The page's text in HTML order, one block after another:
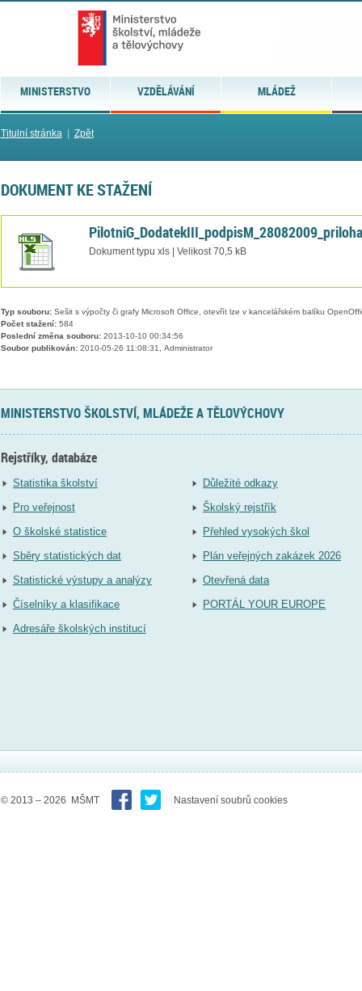
MINISTERSTVO VZDĚLÁVÁNÍ MLÁDEŽ
Titulní stránka| Zpět
DOKUMENT KE STAŽENÍ
Dokument typu xls | Velikost 70,5 kB
Typ souboru:Sešit s výpočty či grafy Microsoft Office, otevřít lze v kancelářském balíku
Počet stažení:584
Poslední změna souboru:2013-10-10 00:34:56
Soubor publikován:2010-05-26 11:08:31, Administrator
MINISTERSTVO ŠKOLSTVÍ, MLÁDEŽE A TĚLOVÝCHOVY
Rejstříky, databáze
Statistika školství
Pro veřejnost
O školské statistice
Sběry statistických dat
Statistické výstupy a analýzy
Číselníky a klasifikace
Adresáře školských institucí
Důležité odkazy
Školský rejstřík
Přehled vysokých škol
Plán veřejných zakázek 2026
Otevřená data
PORTÁL YOUR EUROPE
© 2013 – 2026 MŠMT Nastavení soubrů cookies